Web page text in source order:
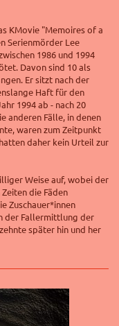
KMovie "Memoires of a
Serienmörder Lee
1986 und 1994
Davon sind 10 als
Er sitzt nach der
Haft für den
1994 ab - nach 20
anderen Fälle, in denen
waren zum Zeitpunkt
daher kein Urteil zur
Weise auf, wobei der
die Fäden
Zuschauer*innen
der Fallermittlung der
später hin und her